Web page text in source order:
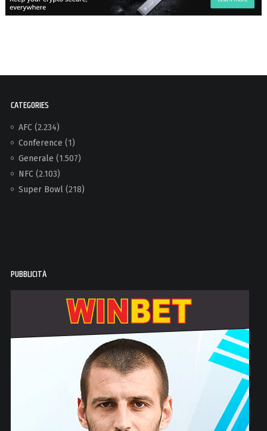
CATEGORIES
AFC(2.234)
Conference (1)
Generale (1.507)
NFC(2.103)
Super Bowl(218)
PUBBLICITÀ